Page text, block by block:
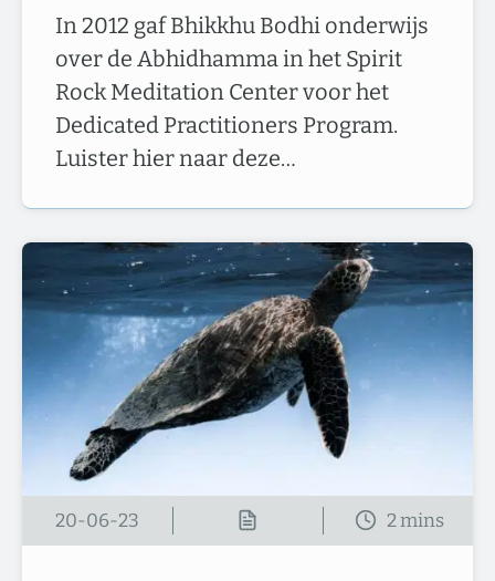
In 2012 gaf Bhikkhu Bodhi onderwijs
over de Abhidhamma in het Spirit
Rock Meditation Center voor het
Dedicated Practitioners Program.
Luister hier naar deze…
20-06-23